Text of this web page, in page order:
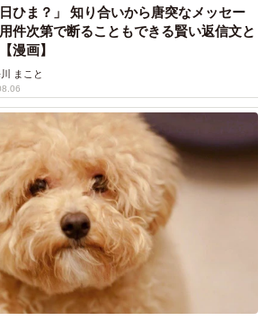
日ひま？」 知り合いから唐突なメッセー
件次第で断ることもできる賢い返信文と
漫画】
まこと